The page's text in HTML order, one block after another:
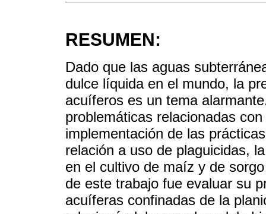
RESUMEN:
Dado que las aguas
dulce líquida en el mundo, la
acuíferos es un tema
problemáticas relacionadas
implementación de las
relación a uso de plaguicidas,
en el cultivo de maíz y de
de este trabajo fue evaluar su
acuíferas confinadas de la